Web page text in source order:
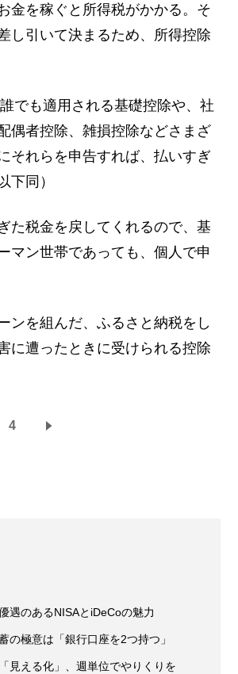
金を稼ぐと所得税がかかる。そ
し引いて決まるため、所得控除
でも適用される基礎控除や、社
偶者控除、雑損控除などさまざ
それらを申告すれば、払いすぎ
下同）
た税金を戻してくれるので、基
マン世帯であっても、個人で申
ンを組んだ、ふるさと納税をし
に遭ったときに受けられる控除
4
遇のあるNISAとiDeCoの魅力
極意は「銀行口座を2つ持つ」
見える化」、週単位でやりくりを